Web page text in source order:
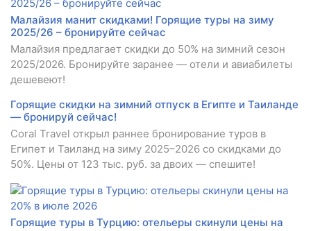
Малайзия манит скидками! Горящие туры на зиму
2025/26 – бронируйте сейчас
Малайзия предлагает скидки до 50% на зимний сезон
2025/2026. Бронируйте заранее — отели и авиабилеты
дешевеют!
Горящие скидки на зимний отпуск в Египте и Таиланде
— бронируй сейчас!
Coral Travel открыл раннее бронирование туров в
Египет и Таиланд на зиму 2025–2026 со скидками до
50%. Цены от 123 тыс. руб. за двоих — спешите!
Горящие туры в Турцию: отельеры скинули цены на